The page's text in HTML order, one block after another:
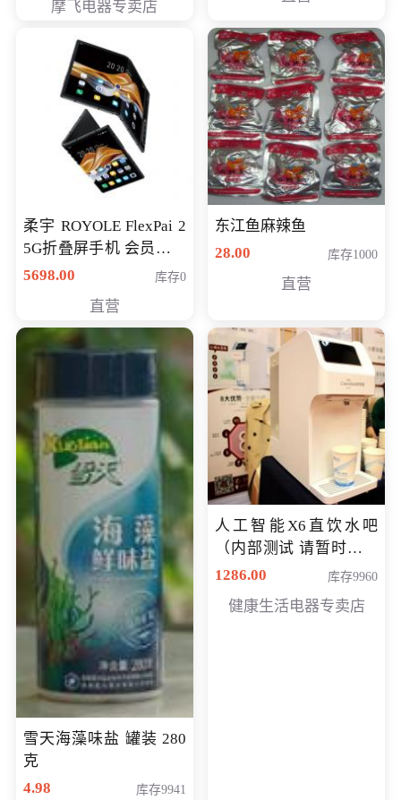
摩飞电器专卖店
柔宇 ROYOLE FlexPai 2
5G折叠屏手机 会员专享
购买价格 4998元
5698.00 库存0
直营
东江鱼麻辣鱼
28.00
库存1000
直营
雪天海藻味盐 罐装 280
克
4.98
库存9941
人工智能X6直饮水吧
（内部测试 请暂时不要
购买）
1286.00 库存9960
健康生活电器专卖店